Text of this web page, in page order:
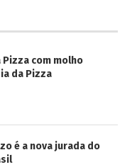
Pizza com molho
da Pizza
é a nova jurada do